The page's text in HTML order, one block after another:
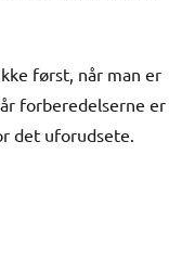
først, når man er
forberedelserne er
det uforudsete.